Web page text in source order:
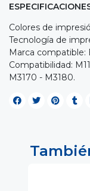
Colores de
Tecnología de
Marca compatible:
Compatibilidad:
M3170 - M3180.